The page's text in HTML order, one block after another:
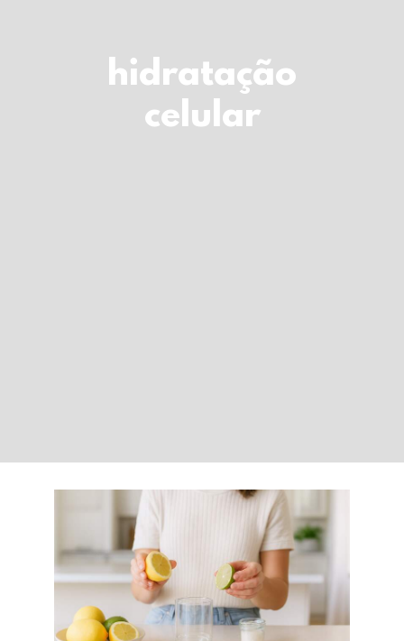
hidratação
celular
Shot de eletrólitos
naturais: uma receita
de energia líquida